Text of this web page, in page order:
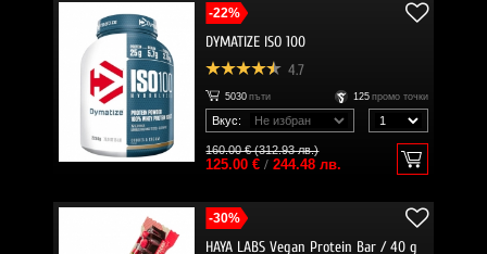
-22%
DYMATIZE ISO 100
4.7
5030 пъти 125 промо точки
Вкус:
160.00 € (312.93 лв.)
125.00 €/ 244.48 лв.
-30%
HAYA LABS Vegan Protein Bar / 40 g